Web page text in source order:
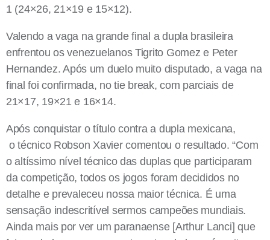
1 (24×26, 21×19 e 15×12).
Valendo a vaga na grande final a dupla brasileira
enfrentou os venezuelanos Tigrito Gomez e Peter
Hernandez. Após um duelo muito disputado, a vaga na
final foi confirmada, no tie break, com parciais de
21×17, 19×21 e 16×14.
Após conquistar o título contra a dupla mexicana,
otécnico Robson Xavier comentou o resultado. “Com
o altíssimo nível técnico das duplas que participaram
da competição, todos os jogos foram decididos no
detalhe e prevaleceu nossa maior técnica. É uma
sensação indescritível sermos campeões mundiais.
Ainda mais por ver um paranaense [Arthur Lanci] que